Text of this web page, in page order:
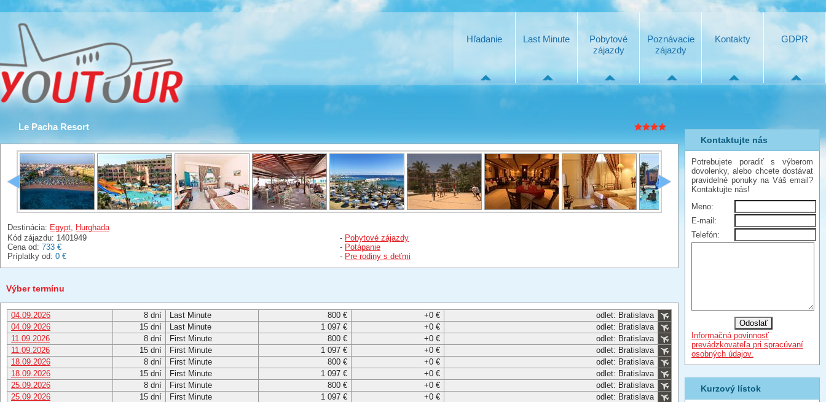
Hľadanie Last Minute
Pobytové
zájazdy
Poznávacie
zájazdy
Kontakty GDPR
Le Pacha Resort
Destinácia: Egypt, Hurghada
Kód zájazdu: 1401949
Cena od: 733 €
Príplatky od: 0 €
- Pobytové zájazdy
- Potápanie
- Pre rodiny s deťmi
Výber termínu
04.09.2026 8 dní Last Minute 800 € +0 €
odlet: Bratislava
04.09.2026
15 dní Last Minute 1 097 € +0 €
odlet: Bratislava
11.09.2026
8 dní First Minute 800 € +0 €
odlet: Bratislava
11.09.2026
15 dní First Minute 1 097 € +0 €
odlet: Bratislava
18.09.2026
8 dní First Minute 800 € +0 €
odlet: Bratislava
18.09.2026
15 dní First Minute 1 097 € +0 €
odlet: Bratislava
25.09.2026
8 dní First Minute 800 € +0 €
odlet: Bratislava
25.09.2026
15 dní First Minute 1 097 € +0 €
odlet: Bratislava
Kontaktujte nás
Potrebujete poradiť s výberom
dovolenky, alebo chcete dostávat
pravidelné ponuky na Váš email?
Kontaktujte nás!
Meno:
E-mail:
Telefón:
Informačná povinnosť
prevádzkovateľa pri spracúvaní
osobných údajov.
Kurzový lístok